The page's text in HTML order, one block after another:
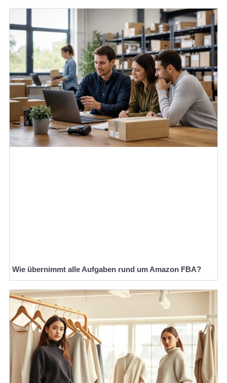
Wie übernimmt alle Aufgaben rund um Amazon FBA?